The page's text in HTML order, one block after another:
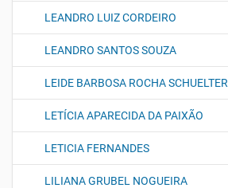
LEANDRO LUIZ CORDEIRO
LEANDRO SANTOS SOUZA
LEIDE BARBOSA ROCHA SCHUELTER
LETÍCIA APARECIDA DA PAIXÃO
LETICIA FERNANDES
LILIANA GRUBEL NOGUEIRA